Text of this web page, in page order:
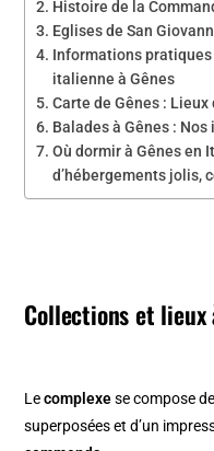
Histoire de la
Eglises de San
Informations pratiques
italienne à Gênes
Carte de Gênes :
Balades à Gênes :
Où dormir à Gênes en
d’hébergements jolis,
Collections et
Lecomplexese compose
superposées et d’un